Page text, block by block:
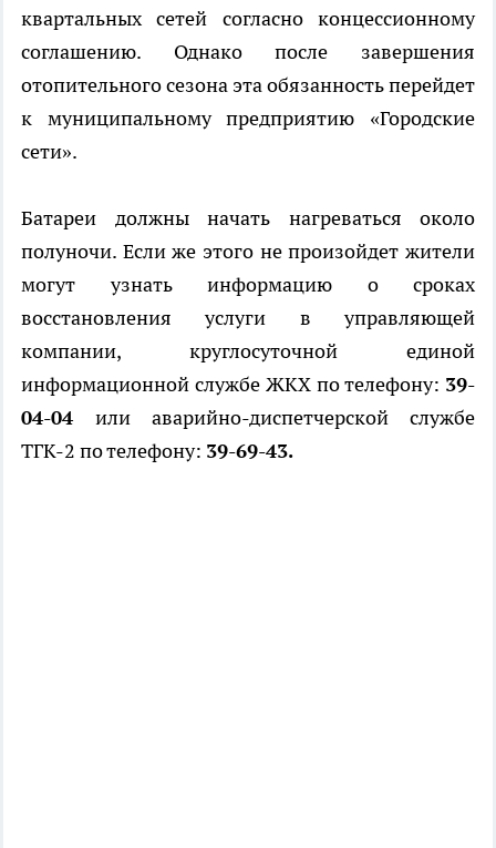
квартальных сетей согласно концессионному
соглашению. Однако после завершения
отопительного сезона эта обязанность перейдет
к муниципальному предприятию «Городские
сети».
Батареи должны начать нагреваться около
полуночи. Если же этого не произойдет жители
могут узнать информацию о сроках
восстановления услуги в управляющей
компании, круглосуточной единой
информационной службе ЖКХ по телефону: 39-
04-04 или аварийно-диспетчерской службе
ТГК-2 по телефону: 39-69-43.